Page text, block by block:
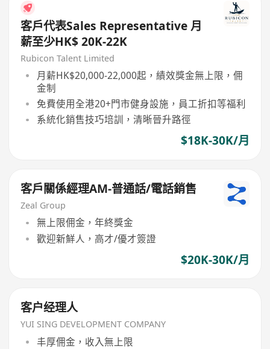
客戶代表Sales Representative 月
薪至少HK$ 20K-22K
Rubicon Talent Limited
月薪HK$20,000-22,000起，績效獎金無上限，佣
金制
免費使用全港20+門市健身設施，員工折扣等福利
系統化銷售技巧培訓，清晰晉升路徑
$18K-30K/月
客戶關係經理AM-普通話/電話銷售
Zeal Group
無上限佣金，年終獎金
歡迎新鮮人，高才/優才簽證
$20K-30K/月
客户经理人
YUI SING DEVELOPMENT COMPANY
丰厚佣金，收入無上限